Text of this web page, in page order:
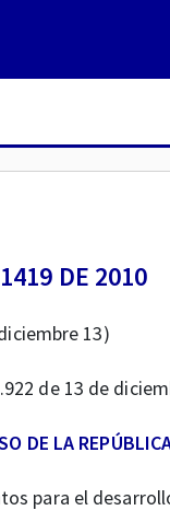
DE 2010
13)
de 13 de
DE LA
para el